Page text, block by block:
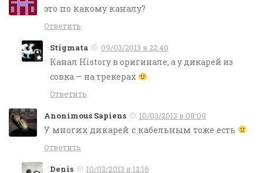
это по какому каналу?
Ответить
Stigmata 09/03/2013 в 22:40
Канал History в оригинале, а у дикарей из
совка — на трекерах
Ответить
Anonimous Sapiens 10/03/2013 в 08:09
У многих дикарей с кабельным тоже есть
Ответить
Denis 10/03/2013 в 12:16